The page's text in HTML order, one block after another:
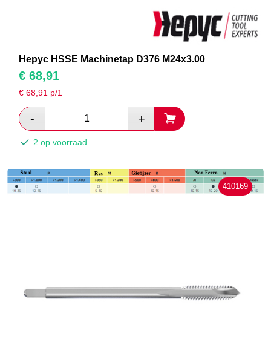
Hepyc HSSE Machinetap D376 M24x3.00
€ 68,91
€68,91 p/1
2 op voorraad
410169